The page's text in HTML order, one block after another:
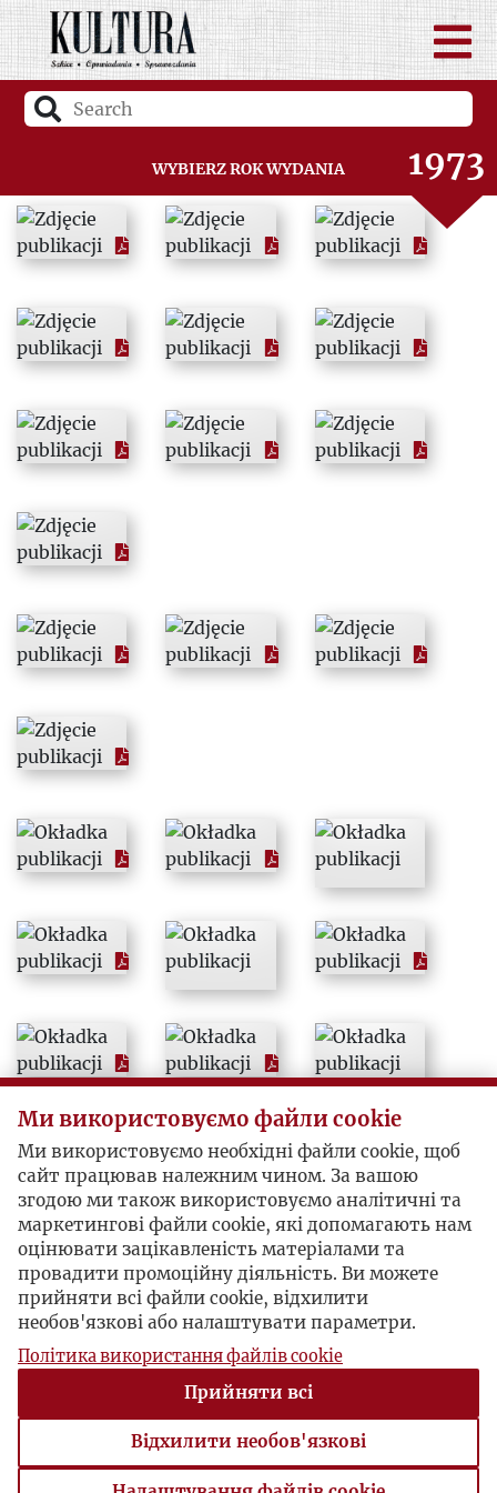
Wybierz rok wydania
1971
1972
1973
1974
1976
1977
1978
1981
1984
1985
1986
1987
1988
1989
1990
1991
1992
1993
Ми використовуємо файли cookie
Ми використовуємо необхідні файли cookie, щоб
сайт працював належним чином. За вашою
згодою ми також використовуємо аналітичні та
маркетингові файли cookie, які допомагають нам
оцінювати зацікавленість матеріалами та
провадити промоційну діяльність. Ви можете
прийняти всі файли cookie, відхилити
необов'язкові або налаштувати параметри.
Політика використання файлів cookie
Прийняти всі
Відхилити необов'язкові